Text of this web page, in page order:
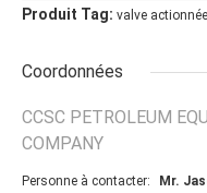
Produit Tag: valve
Coordonnées
CCSC PETROLEUM
COMPANY
Personne à contacter:
Mr.